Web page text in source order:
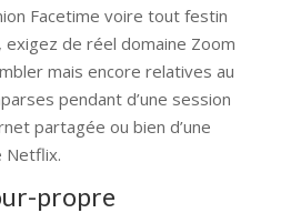
Facetime voire tout festin
de réel domaine Zoom
mais encore relatives au
pendant d’une session
partagée ou bien d’une
Netflix.
propre